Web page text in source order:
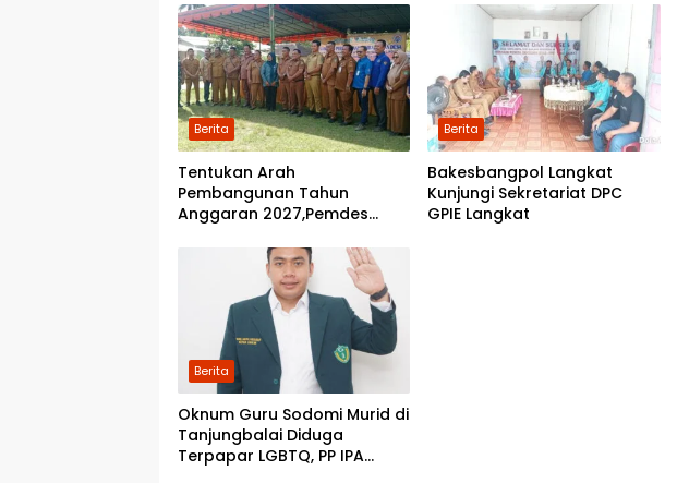
Perbaikan
Berita
Tentukan Arah
Pembangunan Tahun
Anggaran 2027,Pemdes
Musrenbang
Berita
Bakesbangpol Langkat
Kunjungi Sekretariat DPC
GPIE Langkat
Berita
Oknum Guru Sodomi Murid di
Tanjungbalai Diduga
Terpapar LGBTQ, PP IPA